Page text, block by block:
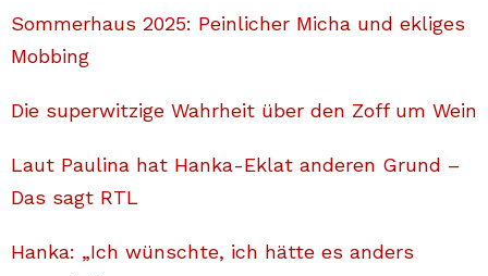
Sommerhaus 2025: Peinlicher Micha und ekliges
Mobbing
Die superwitzige Wahrheit über den Zoff um Wein
Laut Paulina hat Hanka-Eklat anderen Grund –
Das sagt RTL
Hanka: „Ich wünschte, ich hätte es anders